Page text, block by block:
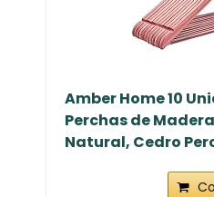
Amber Home 10
Perchas de
Natural, Cedro